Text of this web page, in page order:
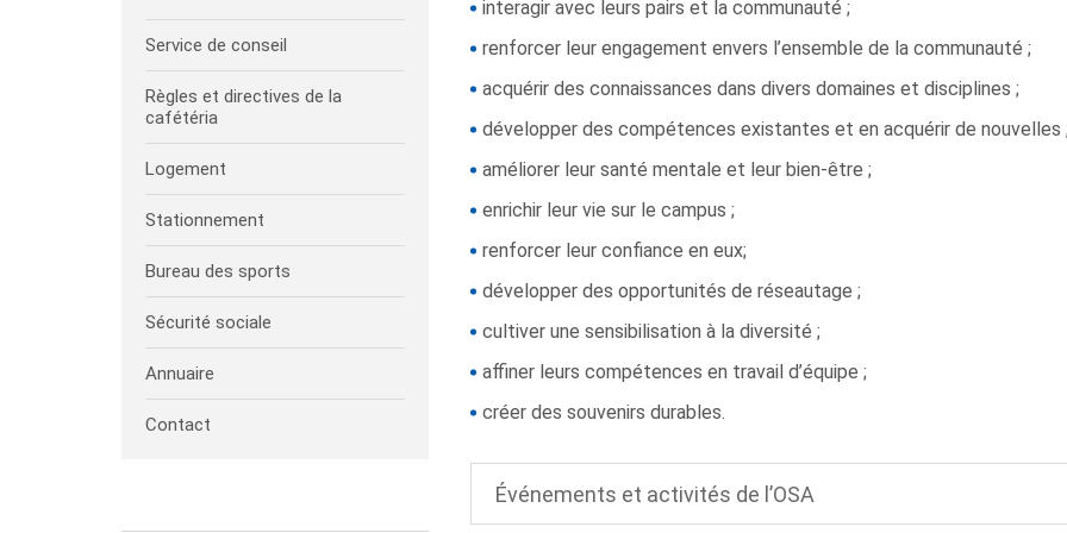
Service de conseil
Règles et directives de la
cafétéria
Logement
Stationnement
Bureau des sports
Sécurité sociale
Annuaire
Contact
interagir avec leurs pairs et la communauté ;
renforcer leur engagement envers l’ensemble de la communauté ;
acquérir des connaissances dans divers domaines et disciplines ;
développer des compétences existantes et en acquérir de nouvelles
améliorer leur santé mentale et leur bien-être ;
enrichir leur vie sur le campus ;
renforcer leur confiance en eux;
développer des opportunités de réseautage ;
cultiver une sensibilisation à la diversité ;
affiner leurs compétences en travail d’équipe ;
créer des souvenirs durables.
Événements et activités de l’OSA